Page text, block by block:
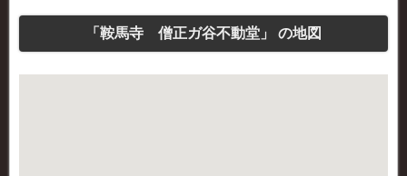
「鞍馬寺 僧正ガ谷不動堂」 の地図